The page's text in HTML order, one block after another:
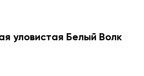
уловистая Белый Волк